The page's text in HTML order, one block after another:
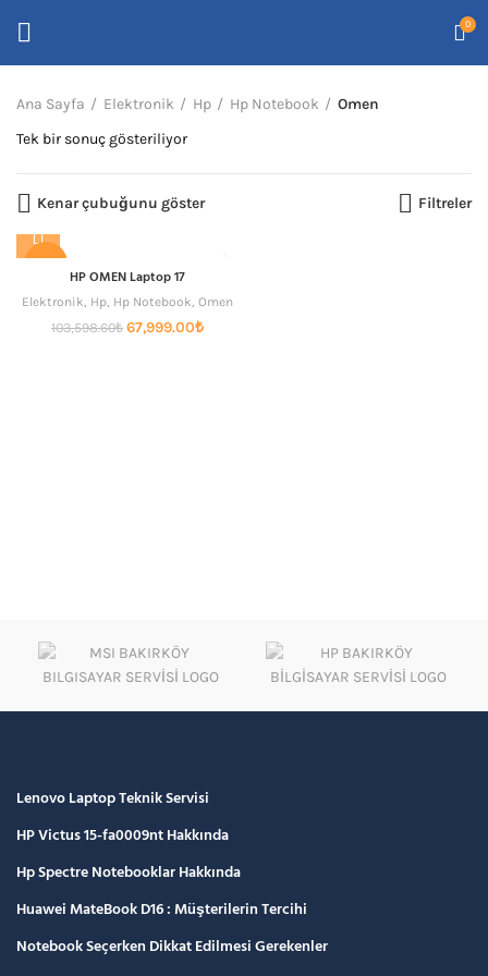
0
Ana Sayfa Elektronik Hp Hp Notebook
Omen
Tek bir sonuç gösteriliyor
Kenar çubuğunu göster Filtreler
HP OMEN Laptop 17
Elektronik, Hp, Hp Notebook, Omen
103,598.60₺ Orijinal
67,999.00₺Şu
Lenovo Laptop Teknik Servisi
HP Victus 15-fa0009nt Hakkında
Hp Spectre Notebooklar Hakkında
Huawei MateBook D16 : Müşterilerin Tercihi
Notebook Seçerken Dikkat Edilmesi Gerekenler